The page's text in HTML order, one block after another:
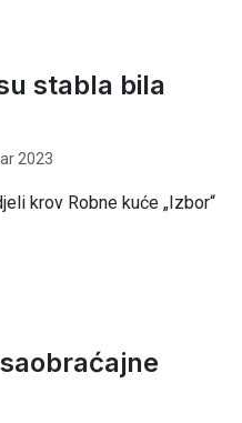
stabla bila
2023
krov Robne kuće „Izbor“